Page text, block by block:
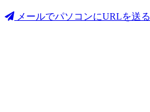
メールでパソコンにURLを送る